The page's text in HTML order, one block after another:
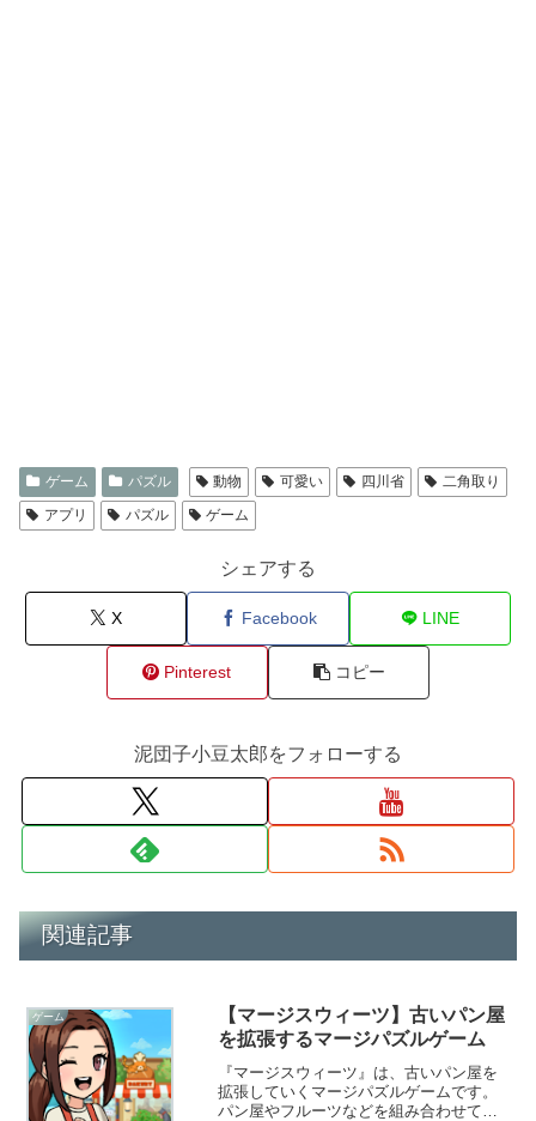
ゲーム パズル 動物 可愛い 四川省
二角取り
アプリ
パズル ゲーム
シェアする
X Facebook LINE
Pinterest コピー
泥団子小豆太郎をフォローする
関連記事
ゲーム
【マージスウィーツ】古いパン屋
を拡張するマージパズルゲーム
『マージスウィーツ』は、古いパン屋を
拡張していくマージパズルゲームです。
パン屋やフルーツなどを組み合わせてレ